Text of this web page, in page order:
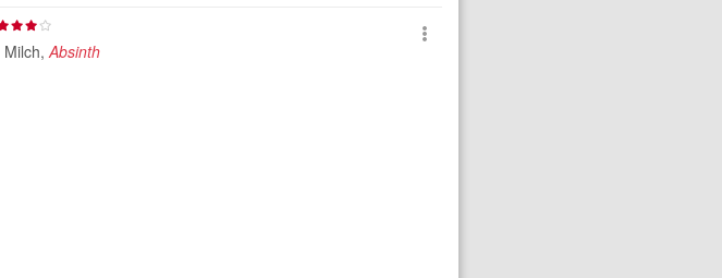
Milch, Absinth